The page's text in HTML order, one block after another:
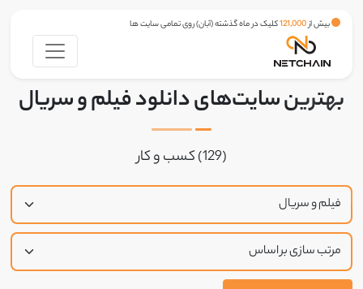
بیش از121,000کلیک در ماه گذشته (آبان) روی تمامی سایت ها
بهترین سایت‌های دانلود فیلم و سریال
(129) کسب و کار